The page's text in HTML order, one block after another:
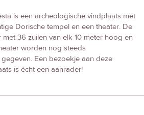
is een archeologische vindplaats met
Dorische tempel en een theater. De
36 zuilen van elk 10 meter hoog en
worden nog steeds
Een bezoekje aan deze
is écht een aanrader!